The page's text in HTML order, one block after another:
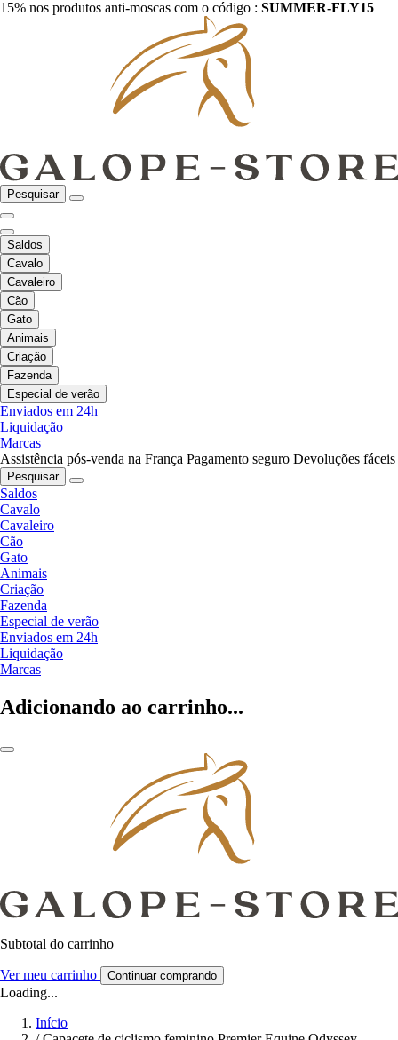
15% nos produtos anti-moscas com o código : SUMMER-FLY15
Pesquisar
Saldos
Cavalo
Cavaleiro
Cão
Gato
Animais
Criação
Fazenda
Especial de verão
Enviados em 24h
Liquidação
Marcas
Assistência pós-venda na França Pagamento seguro Devoluções fáceis
Pesquisar
Saldos
Cavalo
Cavaleiro
Cão
Gato
Animais
Criação
Fazenda
Especial de verão
Enviados em 24h
Liquidação
Marcas
Adicionando ao carrinho...
Subtotal do carrinho
Ver meu carrinho Continuar comprando
Loading...
Início